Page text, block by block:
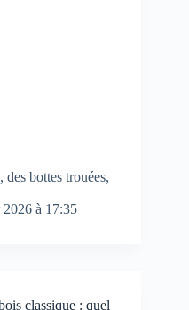
bottes trouées,
à 17:35
classique : quel